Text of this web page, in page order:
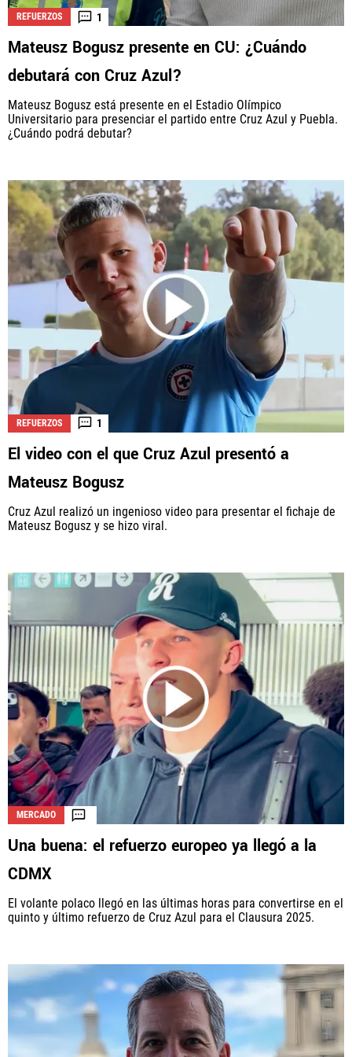
La aceptación de una de las ofertas presentadas en esta página
puede dar lugar a un pago aVamos Azul
cómo y dónde aparecen los operadores de juego en la página y en el
orden en que aparecen, pero no influye en nuestras evaluaciones.
REFUERZOS 1
Mateusz Bogusz presente en CU: ¿Cuándo
debutará con Cruz Azul?
Mateusz Bogusz está presente en el Estadio Olímpico
Universitario para presenciar el partido entre Cruz Azul y Puebla.
¿Cuándo podrá debutar?
REFUERZOS 1
El video con el que Cruz Azul presentó a
Mateusz Bogusz
Cruz Azul realizó un ingenioso video para presentar el fichaje de
Mateusz Bogusz y se hizo viral.
MERCADO
Una buena: el refuerzo europeo ya llegó a la
CDMX
El volante polaco llegó en las últimas horas para convertirse en el
quinto y último refuerzo de Cruz Azul para el Clausura 2025.